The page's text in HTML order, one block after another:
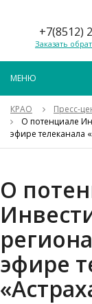
+7(8512)
Заказать
КРАО Пресс-
О потенциале
эфире телеканала
О
эфире